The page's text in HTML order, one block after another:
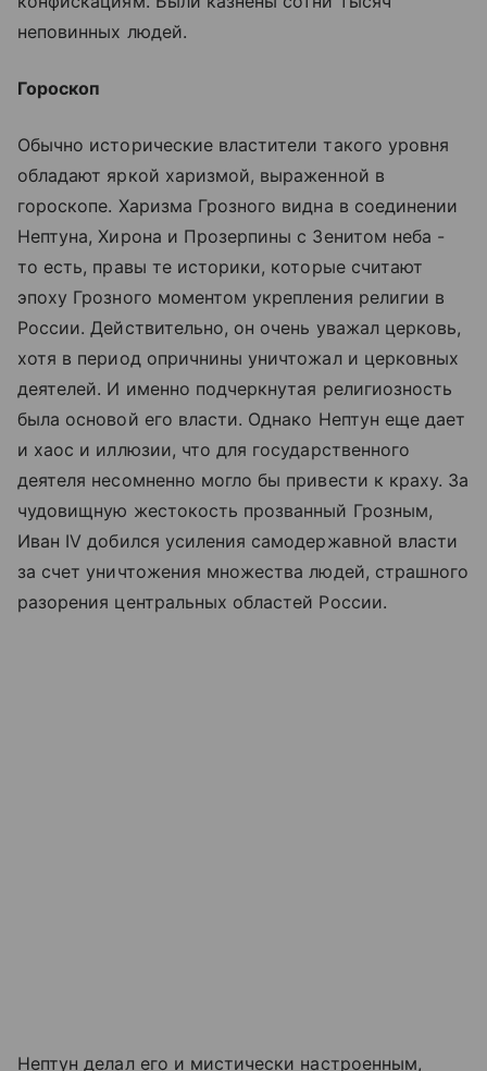
неповинных людей.
Гороскоп
Обычно исторические властители такого уровня
обладают яркой харизмой, выраженной в
гороскопе. Харизма Грозного видна в соединении
Нептуна, Хирона и Прозерпины с Зенитом неба -
то есть, правы те историки, которые считают
эпоху Грозного моментом укрепления религии в
России. Действительно, он очень уважал церковь,
хотя в период опричнины уничтожал и церковных
деятелей. И именно подчеркнутая религиозность
была основой его власти. Однако Нептун еще дает
и хаос и иллюзии, что для государственного
деятеля несомненно могло бы привести к краху. За
чудовищную жестокость прозванный Грозным,
Иван IV добился усиления самодержавной власти
за счет уничтожения множества людей, страшного
разорения центральных областей России.
Нептун делал его и мистически настроенным,